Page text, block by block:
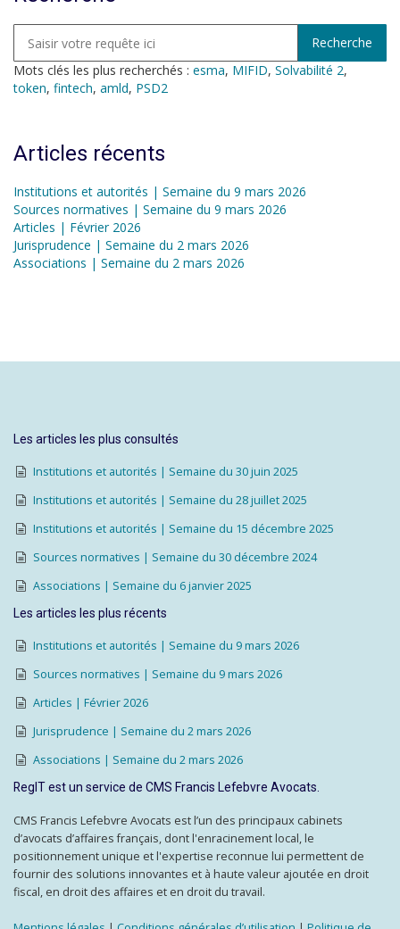
Mots clés les plus recherchés : esma, MIFID, Solvabilité 2,
token, fintech, amld, PSD2
Articles récents
Institutions et autorités | Semaine du 9 mars 2026
Sources normatives | Semaine du 9 mars 2026
Articles | Février 2026
Jurisprudence | Semaine du 2 mars 2026
Associations | Semaine du 2 mars 2026
Les articles les plus consultés
Institutions et autorités | Semaine du 30 juin 2025
Institutions et autorités | Semaine du 28 juillet 2025
Institutions et autorités | Semaine du 15 décembre 2025
Sources normatives | Semaine du 30 décembre 2024
Associations | Semaine du 6 janvier 2025
Les articles les plus récents
Institutions et autorités | Semaine du 9 mars 2026
Sources normatives | Semaine du 9 mars 2026
Articles | Février 2026
Jurisprudence | Semaine du 2 mars 2026
Associations | Semaine du 2 mars 2026
RegIT est un service de CMS Francis Lefebvre Avocats.
CMS Francis Lefebvre Avocats est l’un des principaux cabinets
d’avocats d’affaires français, dont l'enracinement local, le
positionnement unique et l'expertise reconnue lui permettent de
fournir des solutions innovantes et à haute valeur ajoutée en droit
fiscal, en droit des affaires et en droit du travail.